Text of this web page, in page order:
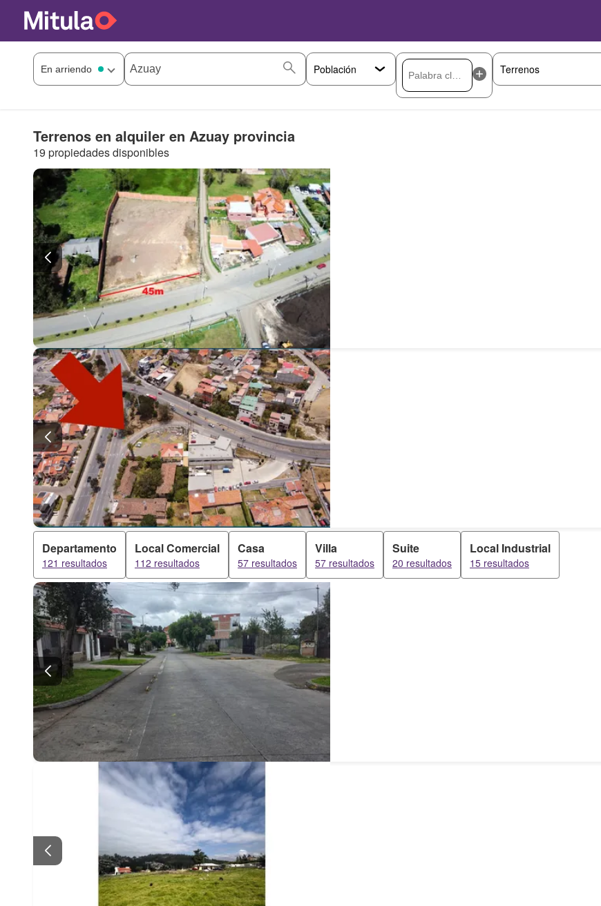
Terrenos en alquiler en Azuay provincia
19 propiedades disponibles
Departamento
121 resultados
Local Comercial
112 resultados
Casa
57 resultados
Villa
57 resultados
Suite
20 resultados
Local Industrial
15 resultados